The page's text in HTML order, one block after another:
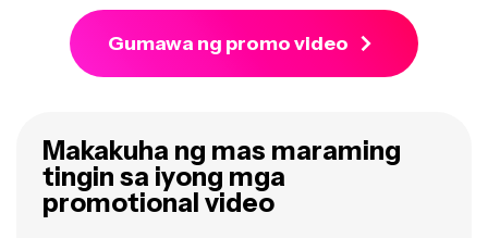
Gumawa ng promo video
Makakuha ng mas maraming
tingin sa iyong mga
promotional video